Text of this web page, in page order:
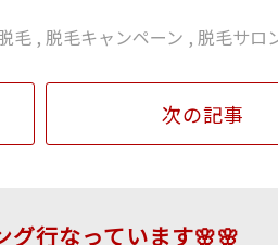
毛 , 脱毛キャンペーン , 脱毛サロ
次の記事
グ行なっています🌸🌸